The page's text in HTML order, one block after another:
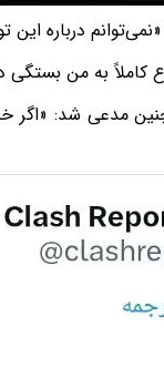
درباره
به من بستگی
مدعی شد: «اگر